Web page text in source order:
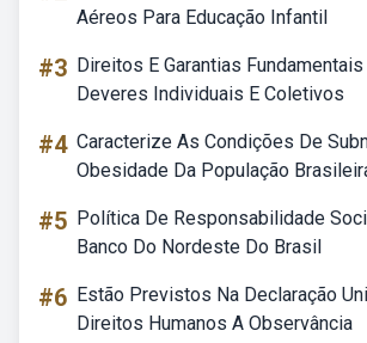
Aéreos Para Educação Infantil
#3 Direitos E Garantias
Deveres Individuais E Coletivos
#4 Caracterize As Condições De
Obesidade Da População
#5 Política De Responsabilidade
Banco Do Nordeste Do Brasil
#6 Estão Previstos Na Declaração
Direitos Humanos A Observância